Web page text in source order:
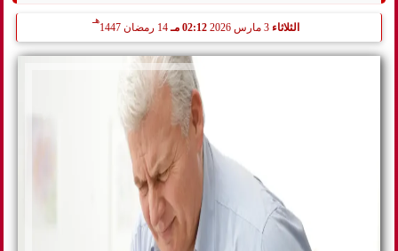
الثلاثاء 3 مارس 2026 02:12 مـ 14 رمضان 1447
هـ